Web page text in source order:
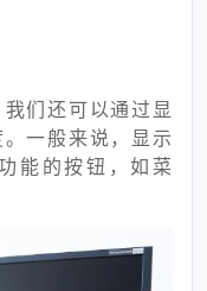
们还可以通过显
一般来说，显示
能的按钮，如菜